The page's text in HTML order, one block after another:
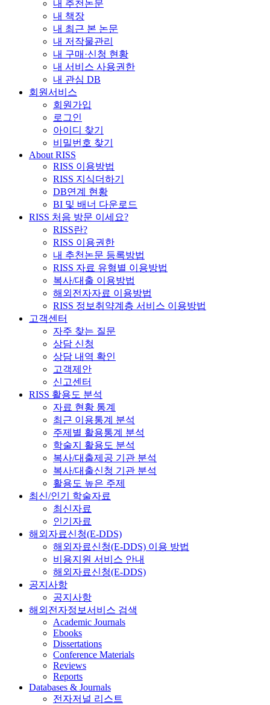
내 추천논문
내 책장
내 최근 본 논문
내 저작물관리
내 구매·신청 현황
내 서비스 사용권한
내 관심 DB
회원서비스
회원가입
로그인
아이디 찾기
비밀번호 찾기
About RISS
RISS 이용방법
RISS 지식더하기
DB연계 현황
BI 및 배너 다운로드
RISS 처음 방문 이세요?
RISS란?
RISS 이용권한
내 추천논문 등록방법
RISS 자료 유형별 이용방법
복사/대출 이용방법
해외전자자료 이용방법
RISS 정보취약계층 서비스 이용방법
고객센터
자주 찾는 질문
상담 신청
상담 내역 확인
고객제안
신고센터
RISS 활용도 분석
자료 현황 통계
최근 이용통계 분석
주제별 활용통계 분석
학술지 활용도 분석
복사/대출제공 기관 분석
복사/대출신청 기관 분석
활용도 높은 주제
최신/인기 학술자료
최신자료
인기자료
해외자료신청(E-DDS)
해외자료신청(E-DDS) 이용 방법
비용지원 서비스 안내
해외자료신청(E-DDS)
공지사항
공지사항
해외전자정보서비스 검색
Academic Journals
Ebooks
Dissertations
Conference Materials
Reviews
Reports
Databases & Journals
전자저널 리스트